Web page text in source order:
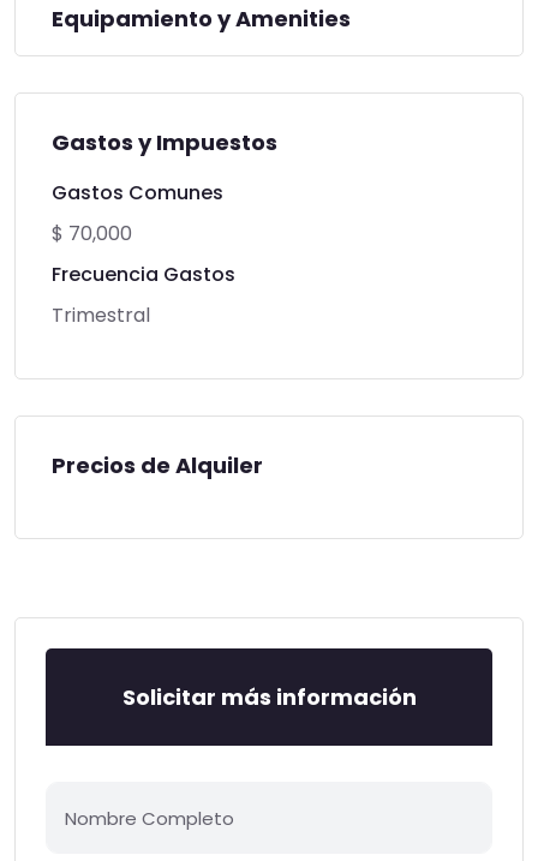
Equipamiento y Amenities
Gastos y Impuestos
Gastos Comunes
$ 70,000
Frecuencia Gastos
Trimestral
Precios de Alquiler
Solicitar más información